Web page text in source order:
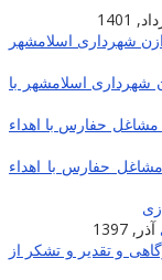
1401
شهرداری اسلامشهر با
حفارس با اهداء
آذر, 1397